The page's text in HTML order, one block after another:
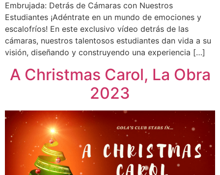
Embrujada: Detrás de Cámaras con Nuestros
Estudiantes ¡Adéntrate en un mundo de emociones y
escalofríos! En este exclusivo vídeo detrás de las
cámaras, nuestros talentosos estudiantes dan vida a su
visión, diseñando y construyendo una experiencia […]
A Christmas Carol, La Obra
2023